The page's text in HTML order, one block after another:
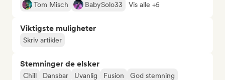
Tom Misch
BabySolo33 Vis alle +5
Viktigste muligheter
Skriv artikler
Stemninger de elsker
Chill Dansbar Uvanlig Fusion
God stemning